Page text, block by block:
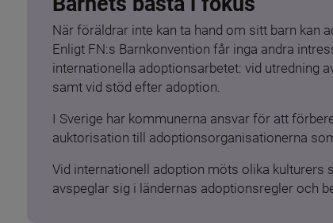
När föräldrar inte kan ta hand om sitt barn kan
Enligt FN:s Barnkonvention får inga andra
internationella adoptionsarbetet: vid utredning
samt vid stöd efter adoption.
I Sverige har kommunerna ansvar för att
auktorisation till adoptionsorganisationerna
Vid internationell adoption möts olika kulturers
avspeglar sig i ländernas adoptionsregler och